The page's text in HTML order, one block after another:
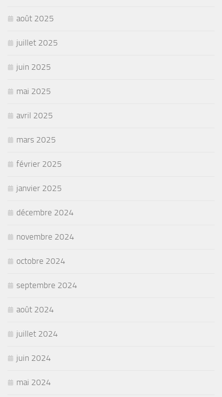
août 2025
juillet 2025
juin 2025
mai 2025
avril 2025
mars 2025
février 2025
janvier 2025
décembre 2024
novembre 2024
octobre 2024
septembre 2024
août 2024
juillet 2024
juin 2024
mai 2024